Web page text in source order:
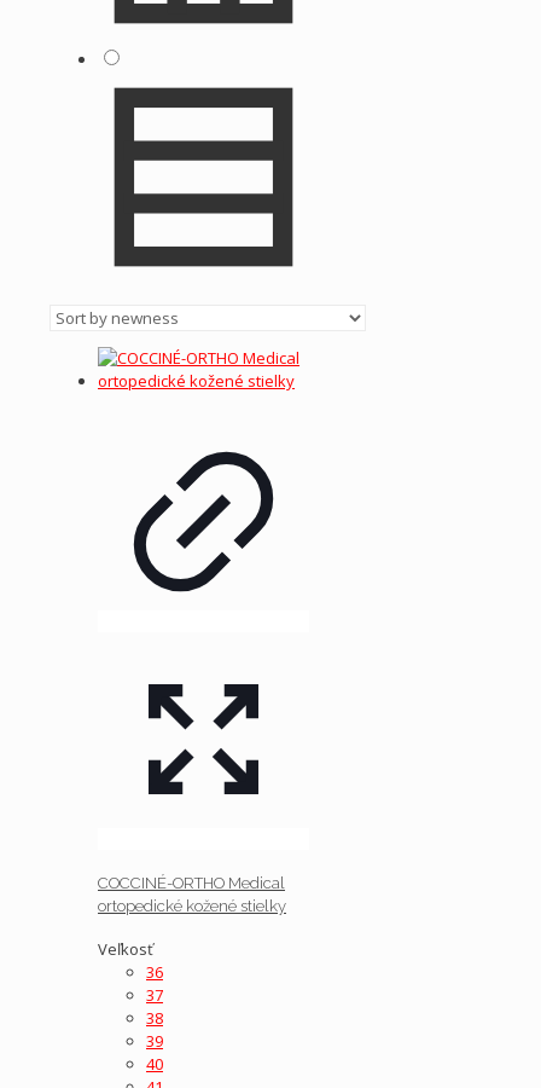
COCCINÉ-ORTHO Medical
ortopedické kožené stielky
Veľkosť
36
37
38
39
40